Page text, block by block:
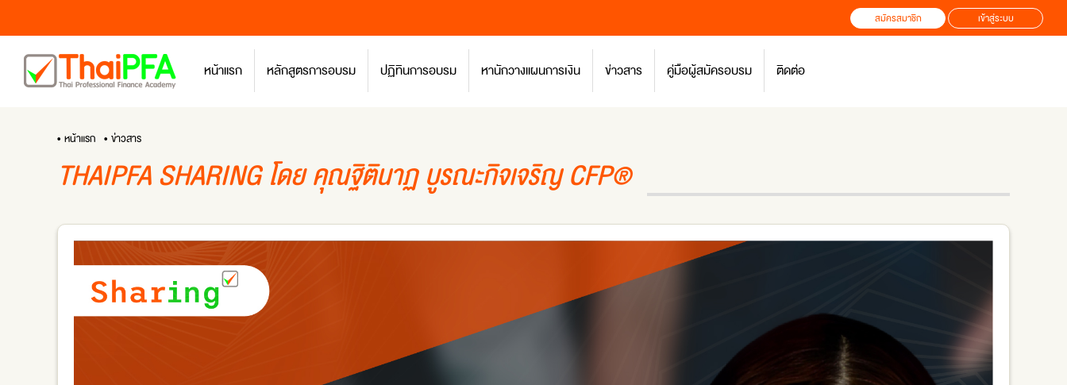
สมัครสมาชิก เข้าสู่ระบบ
หน้าแรก หลักสูตรการอบรม ปฏิทินการอบรม หานักวางแผนการเงิน ข่าวสาร คู่มือผู้สมัครอบรม ติดต่อ
• หน้าแรก • ข่าวสาร
THAIPFA SHARING โดย คุณฐิตินาฏ บูรณะกิจเจริญ CFP®